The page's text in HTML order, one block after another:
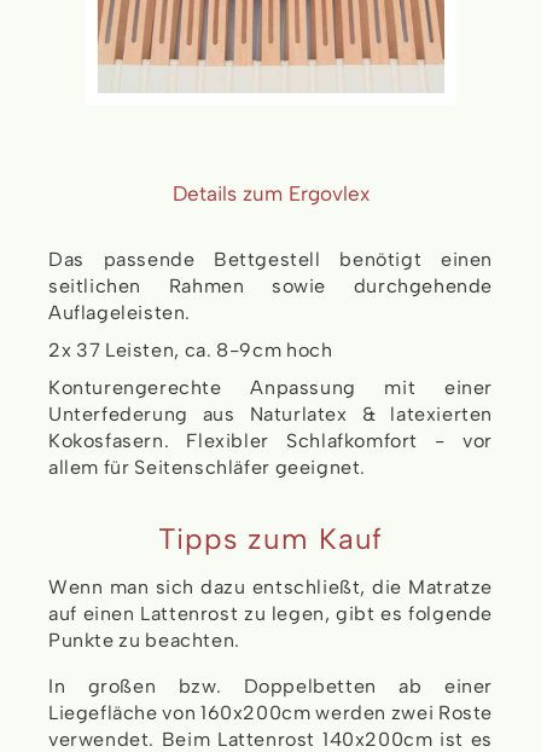
Details zum Ergovlex
Das passende Bettgestell benötigt einen
seitlichen Rahmen sowie durchgehende
Auflageleisten.
2x 37 Leisten, ca. 8-9cm hoch
Konturengerechte Anpassung mit einer
Unterfederung aus Naturlatex & latexierten
Kokosfasern. Flexibler Schlafkomfort - vor
allem für Seitenschläfer geeignet.
Tipps zum Kauf
Wenn man sich dazu entschließt, die Matratze
auf einen Lattenrost zu legen, gibt es folgende
Punkte zu beachten.
In großen bzw. Doppelbetten ab einer
Liegefläche von 160x200cm werden zwei Roste
verwendet. Beim Lattenrost 140x200cm ist es